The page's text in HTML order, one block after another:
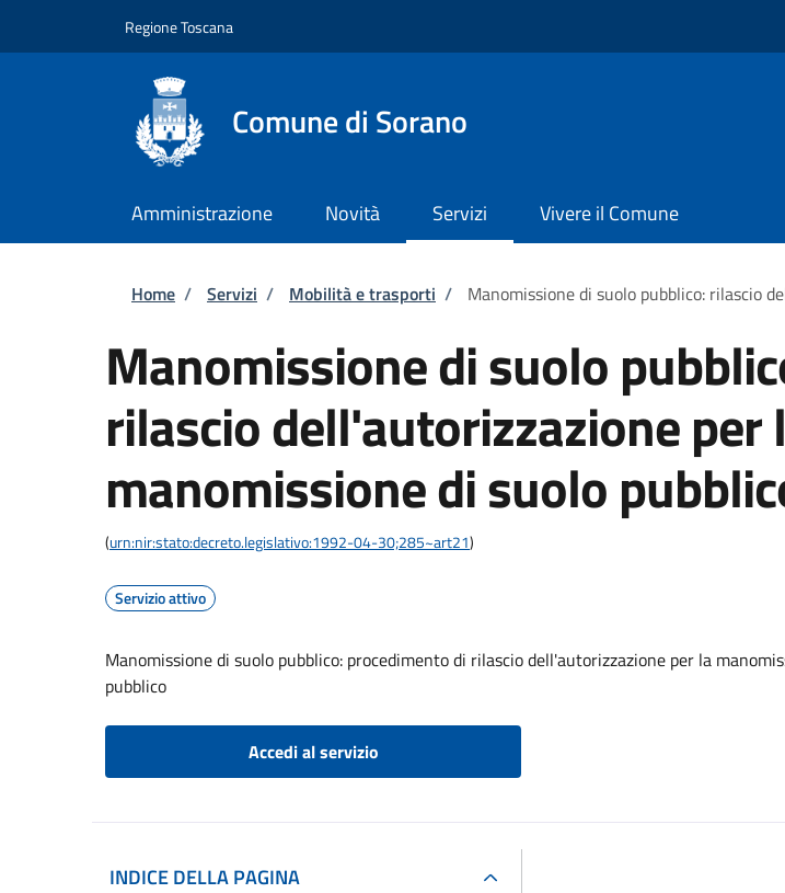
Regione Toscana
Comune di Sorano
Amministrazione Novità Servizi Vivere il Comune
Briciole di pane
Home / Servizi / Mobilità e trasporti / Manomissione di suolo pubblico: rilascio
Manomissione di suolo
rilascio dell'autorizzazione per
manomissione di suolo
(urn:nir:stato:decreto.legislativo:1992-04-30;285~art21)
Servizio attivo
Manomissione di suolo pubblico: procedimento di rilascio dell'autorizzazione per la
pubblico
Accedi al servizio
INDICE DELLA PAGINA